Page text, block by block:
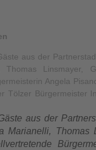
aus der
Marianelli, Thomas